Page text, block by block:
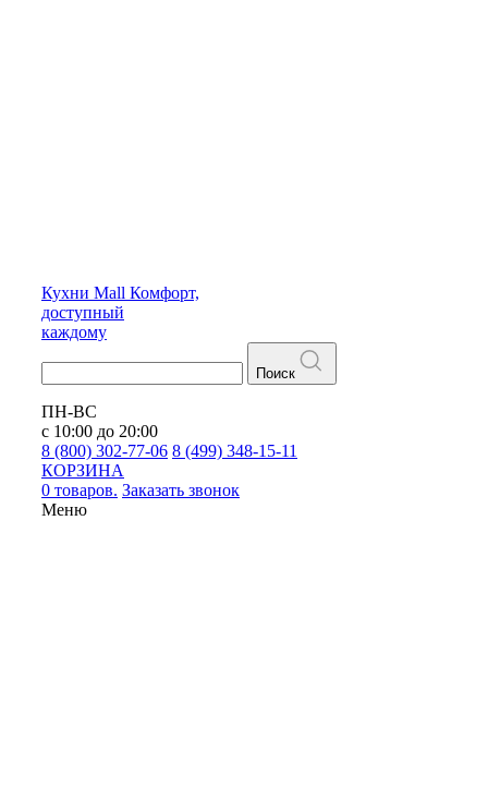
Кухни Mall Комфорт,
доступный
каждому
Поиск
ПН-ВС
с 10:00 до 20:00
8 (800) 302-77-06 8 (499) 348-15-11
КОРЗИНА
0 товаров. Заказать звонок
Меню